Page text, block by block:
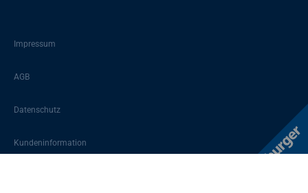
Impressum
AGB
Datenschutz
Kundeninformation